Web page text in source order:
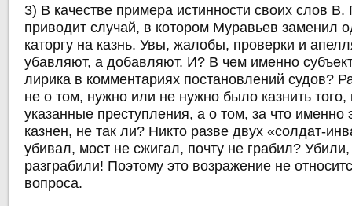
3) В качестве примера истинности своих слов В.
приводит случай, в котором Муравьев заменил
каторгу на казнь. Увы, жалобы, проверки и
убавляют, а добавляют. И? В чем именно
лирика в комментариях постановлений судов?
не о том, нужно или не нужно было казнить
указанные преступления, а о том, за что именно
казнен, не так ли? Никто разве двух «солдат-
убивал, мост не сжигал, почту не грабил?
разграбили! Поэтому это возражение не
вопроса.